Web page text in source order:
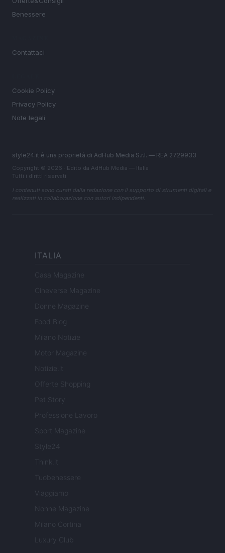
Benessere
Contattaci
Cookie Policy
Privacy Policy
Note legali
style24.it è una proprietà di AdHub Media S.r.l. — REA 2729933
Copyright © 2026 · Edito da AdHub Media — Italia
Tutti i diritti riservati
I contenuti sono curati dalla redazione con il supporto di strumenti digitali e
realizzati in collaborazione con autori indipendenti.
ITALIA
Casa Magazine
Cineverse Magazine
Donne Magazine
Food Blog
Milano Notizie
Motor Magazine
Notizie.it
Offerte Shopping
Pet Story
Professione Lavoro
Sport Magazine
Style24
Think.it
Tuobenessere
Viaggiamo
Nonne Magazine
Milano Cortina
Luxury Club